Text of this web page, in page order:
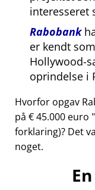
interesseret
Rabobank
er kendt
Hollywood-
oprindelse i
Hvorfor opgav
på € 45.000 euro
forklaring)? Det
noget.